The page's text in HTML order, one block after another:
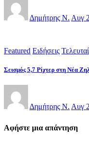
Δημήτρης Ν. Αυγ
Featured Ειδήσεις
Σεισμός 5,7 Ρίχτερ στη Νέα
Δημήτρης Ν. Αυγ
Αφήστε μια απάντηση